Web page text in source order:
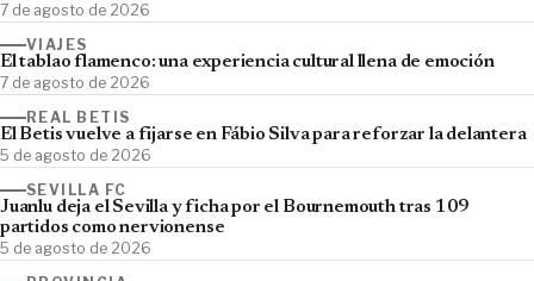
7 de agosto de 2026
VIAJES
El tablao flamenco: una experiencia cultural llena de emoción
7 de agosto de 2026
REAL BETIS
El Betis vuelve a fijarse en Fábio Silva para reforzar la delantera
5 de agosto de 2026
SEVILLA FC
Juanlu deja el Sevilla y ficha por el Bournemouth tras 109
partidos como nervionense
5 de agosto de 2026